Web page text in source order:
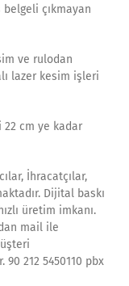
çıkmayan
ve rulodan
lazer kesim işleri
cm ye kadar
İhracatçılar,
Dijital baskı
üretim imkanı.
mail ile
212 5450110 pbx